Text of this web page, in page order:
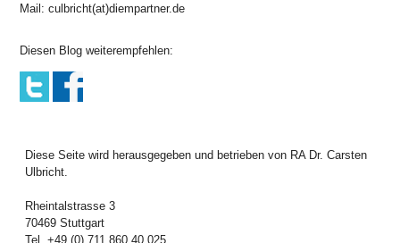
Mail: culbricht(at)diempartner.de
Diesen Blog weiterempfehlen:
Diese Seite wird herausgegeben und betrieben von RA Dr. Carsten
Ulbricht.
Rheintalstrasse 3
70469 Stuttgart
Tel. +49 (0) 711 860 40 025